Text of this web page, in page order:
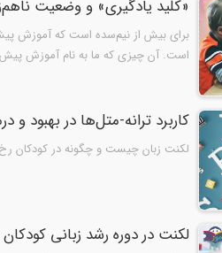
«کلید یادگیری» و وضعیت
برای بیش از نیم‌سده است که آموزش
است. آن چیزی که ما به نام آموزش
کاربرد ترانه-متل‌ها در بهبود
لکنت زبان چیست و چگونه در کودکان
لکنت در دوره رشد زبانی کودکان